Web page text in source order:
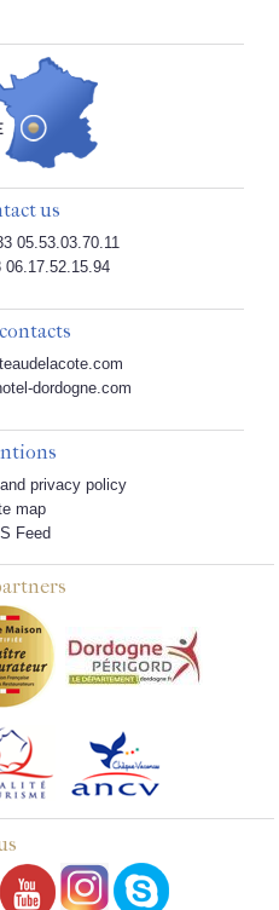
us
05.53.03.70.11
06.17.52.15.94
dordogne.com
privacy policy
map
Feed